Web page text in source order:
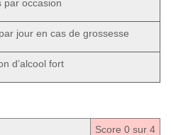
par occasion
jour en cas de grossesse
d’alcool fort
Score 0 sur 4